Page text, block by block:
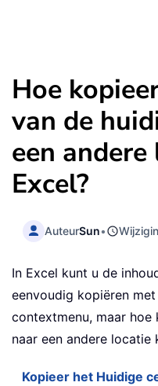
Hoe
van de
een
Excel?
AuteurSun•
In Excel kunt u de
eenvoudig kopiëren
contextmenu, maar
naar een andere locatie
Kopieer het Huidige